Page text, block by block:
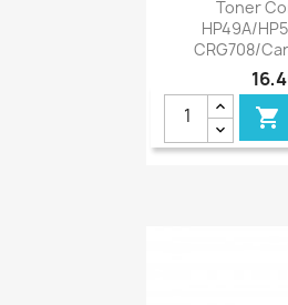
Toner
HP49A/
CRG708/
